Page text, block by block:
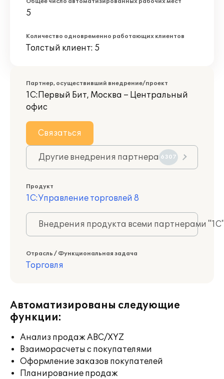
5
Количество одновременно работающих клиентов
Толстый клиент: 5
Партнер, осуществивший внедрение/проект
1С:Первый Бит, Москва – Центральный
офис
Связаться
Другие внедрения партнера 6307
Продукт
1С:Управление торговлей 8
Внедрения продукта всеми партнерами
Отрасль / Функциональная задача
Торговля
Автоматизированы следующие
функции:
Анализ продаж ABC/XYZ
Взаиморасчеты с покупателями
Оформление заказов покупателей
Планирование продаж